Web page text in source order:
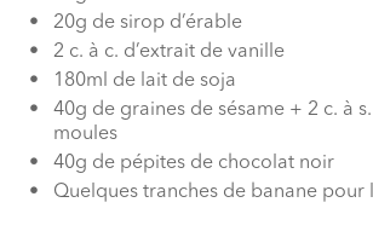
20g de sirop d’érable
2 c. à c. d’extrait de vanille
180ml de lait de soja
40g de graines de sésame + 2 c. à
moules
40g de pépites de chocolat noir
Quelques tranches de banane pour